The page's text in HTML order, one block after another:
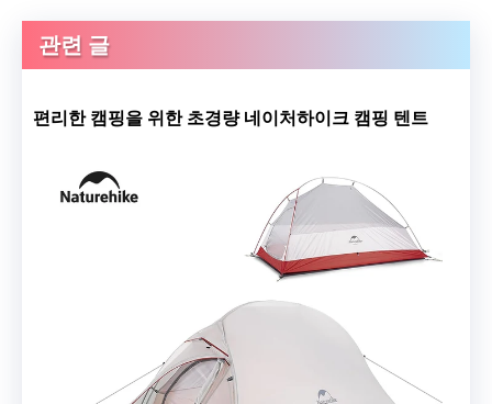
관련 글
편리한 캠핑을 위한 초경량 네이처하이크 캠핑 텐트